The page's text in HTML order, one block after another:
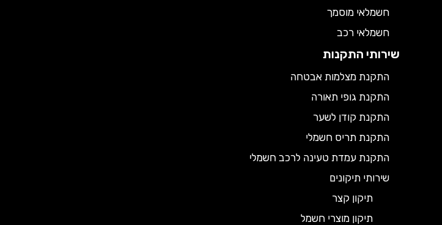
חשמלאי מוסמך
חשמלאי רכב
שירותי התקנות
התקנת מצלמות אבטחה
התקנת גופי תאורה
התקנת קודן לשער
התקנת תריס חשמלי
התקנת עמדת טעינה לרכב חשמלי
שירותי תיקונים
תיקון קצר
תיקון מוצרי חשמל